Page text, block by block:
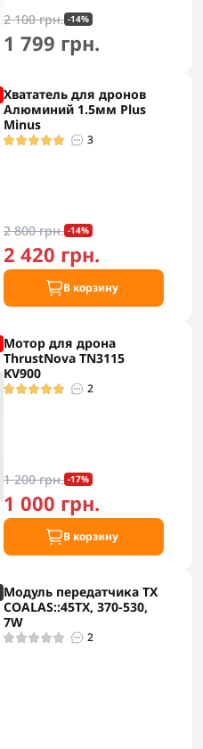
2 100 грн. -14%
1 799 грн.
Хвататель для дронов
Алюминий 1.5мм Plus
Minus
3
2 800 грн. -14%
2 420 грн.
В корзину
Мотор для дрона
ThrustNova TN3115
KV900
2
1 200 грн. -17%
1 000 грн.
В корзину
Модуль передатчика TX
COALAS::45TX, 370-530,
7W
2